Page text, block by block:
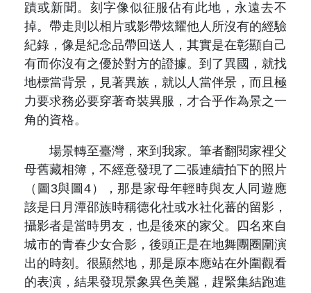
蹟或新聞。刻字像似征服佔有此地，永遠去不
掉。帶走則以相片或影帶炫耀他人所沒有的經驗
紀錄，像是紀念品帶回送人，其實是在彰顯自己
有而你沒有之優於對方的證據。到了異國，就找
地標當背景，見著異族，就以人當伴景，而且極
力要求務必要穿著奇裝異服，才合乎作為景之一
角的資格。
場景轉至臺灣，來到我家。筆者翻閱家裡父
母舊藏相簿，不經意發現了二張連續拍下的照片
（圖3與圖4），那是家母年輕時與友人同遊應
該是日月潭邵族時稱德化社或水社化蕃的留影，
攝影者是當時男友，也是後來的家父。四名來自
城市的青春少女合影，後頭正是在地舞團圈圍演
出的時刻。很顯然地，那是原本應站在外圍觀看
的表演，結果發現景象異色美麗，趕緊集結跑進